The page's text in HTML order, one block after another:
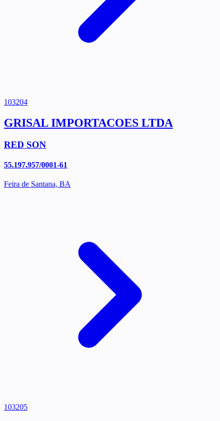
103204
GRISAL IMPORTACOES LTDA
RED SON
55.197.957/0001-61
Feira de Santana, BA
103205